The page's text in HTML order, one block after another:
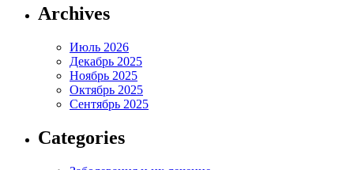
Archives
Июль 2026
Декабрь 2025
Ноябрь 2025
Октябрь 2025
Сентябрь 2025
Categories